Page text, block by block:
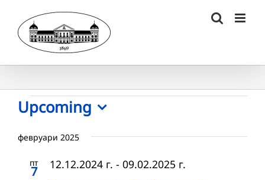
content
Събития
Upcoming
date.
февруари 2025
пт
7 12.12.2024 г. - 09.02.2025 г.